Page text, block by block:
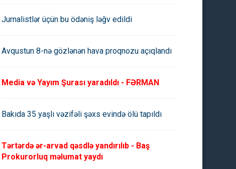
Tərtərdə ər-arvad qəsdlə
məlumat yaydı
Taylandda məktəbdə silahlı
15 nəfər yaralandı
Jurnalistlər üçün bu ödəniş ləğv edildi
Avqustun 8-nə gözlənən hava proqnozu açıqlandı
Media və Yayım Şurası yaradıldı - FƏRMAN
Bakıda 35 yaşlı vəzifəli şəxs evində ölü tapıldı
Tərtərdə ər-arvad qəsdlə yandırılıb - Baş
Prokurorluq məlumat yaydı